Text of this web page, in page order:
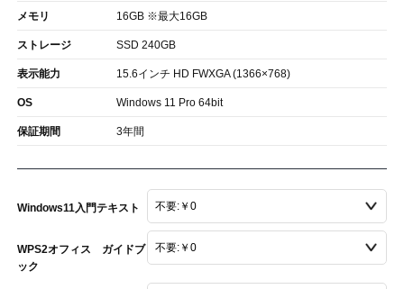
メモリ 16GB ※最大16GB
ストレージ SSD 240GB
表示能力 15.6インチ HD FWXGA (1366×768)
OS Windows 11 Pro 64bit
保証期間 3年間
Windows11入門テキスト
WPS2オフィス ガイドブ
ック